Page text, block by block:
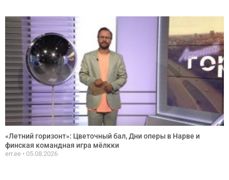
«Летний горизонт»: Цветочный бал, Дни оперы в Нарве и
финская командная игра мёлкки
err.ee 05.08.2026